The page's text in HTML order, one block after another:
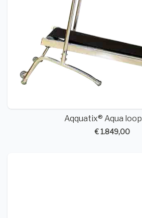
Aqquatix® Aqua
€ 1.849,00